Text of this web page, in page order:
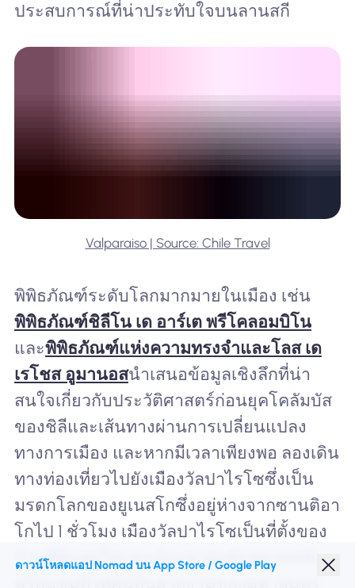
ประสบการณ์ที่น่าประทับใจบนลานสกี
Valparaiso | Source: Chile Travel
พิพิธภัณฑ์ระดับโลกมากมายในเมือง เช่น
พิพิธภัณฑ์ชิลีโน เด อาร์เต พรีโคลอมบิโน
และพิพิธภัณฑ์แห่งความทรงจำและโลส เด
เรโชส อูมานอสนำเสนอข้อมูลเชิงลึกที่น่า
สนใจเกี่ยวกับประวัติศาสตร์ก่อนยุคโคลัมบัส
ของชิลีและเส้นทางผ่านการเปลี่ยนแปลง
ทางการเมือง และหากมีเวลาเพียงพอ ลองเดิน
ทางท่องเที่ยวไปยังเมืองวัลปาไรโซซึ่งเป็น
มรดกโลกของยูเนสโกซึ่งอยู่ห่างจากซานติอา
โกไป 1 ชั่วโมง เมืองวัลปาไรโซเป็นที่ตั้งของ
บ้านสีสันสดใสและเนินเขาสูงชันหลายหลัง
ดาวน์โหลดแอป Nomad บน App Store / Google Play